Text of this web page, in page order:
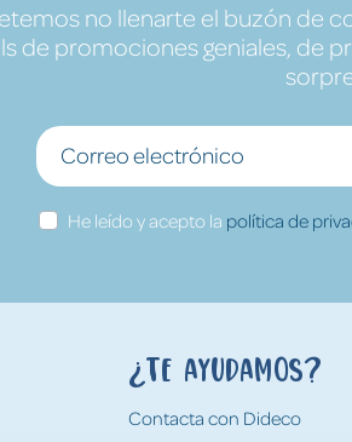
no llenarte el buzón de
de promociones geniales, de
He leído y acepto la política de
¿Te ayudamos?
Contacta con Dideco